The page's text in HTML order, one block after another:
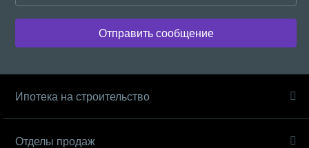
Отправить сообщение
Ипотека на строительство
Отделы продаж